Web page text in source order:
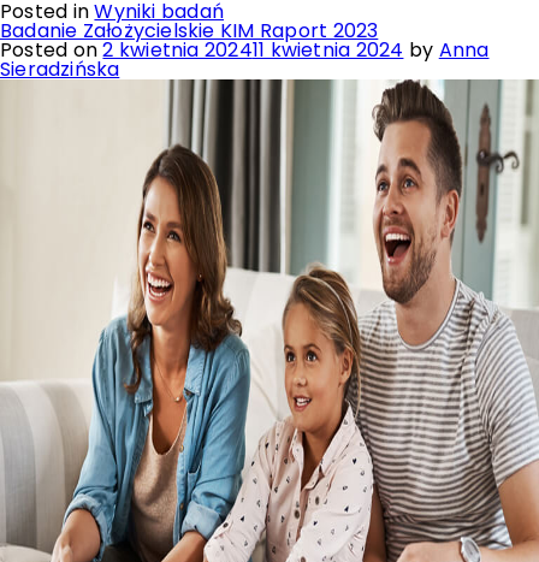
Posted inWyniki badań
Badanie Założycielskie KIM Raport 2023
Posted on2 kwietnia 202411 kwietnia 2024 by Anna
Sieradzińska